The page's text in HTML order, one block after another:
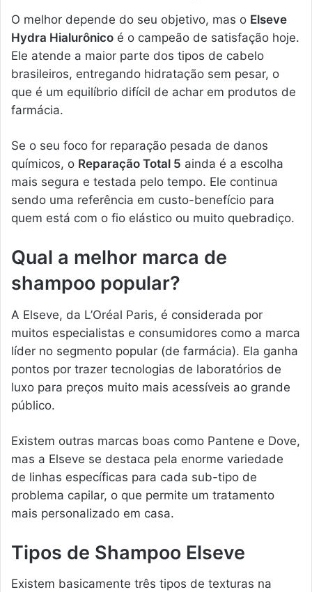
O melhor depende do seu objetivo, mas o Elseve
Hydra Hialurônico é o campeão de satisfação hoje.
Ele atende a maior parte dos tipos de cabelo
brasileiros, entregando hidratação sem pesar, o
que é um equilíbrio difícil de achar em produtos de
farmácia.
Se o seu foco for reparação pesada de danos
químicos, o Reparação Total 5 ainda é a escolha
mais segura e testada pelo tempo. Ele continua
sendo uma referência em custo-benefício para
quem está com o fio elástico ou muito quebradiço.
Qual a melhor marca de
shampoo popular?
A Elseve, da L’Oréal Paris, é considerada por
muitos especialistas e consumidores como a marca
líder no segmento popular (de farmácia). Ela ganha
pontos por trazer tecnologias de laboratórios de
luxo para preços muito mais acessíveis ao grande
público.
Existem outras marcas boas como Pantene e Dove,
mas a Elseve se destaca pela enorme variedade
de linhas específicas para cada sub-tipo de
problema capilar, o que permite um tratamento
mais personalizado em casa.
Tipos de Shampoo Elseve
Existem basicamente três tipos de texturas na